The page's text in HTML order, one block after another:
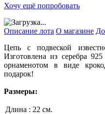
Хочу ещё попробовать
Описание лота О магазине
Цепь с подвеской
Изготовлена из серебра
орнаменотом в виде
подарок!
Размеры:
Длина : 22 см.